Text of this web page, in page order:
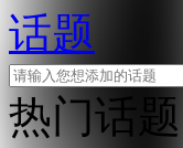
话题
热门话题